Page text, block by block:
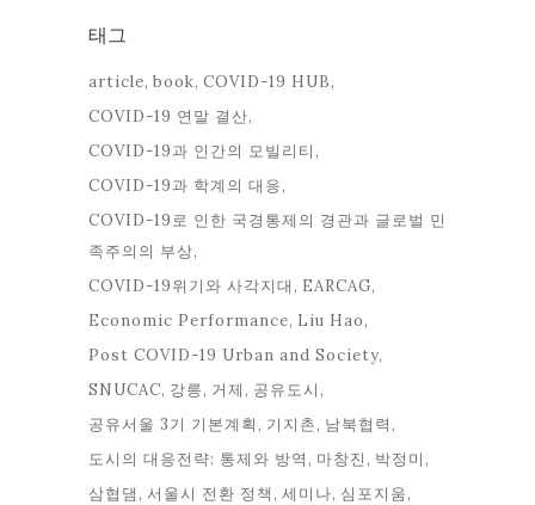
태그
article book COVID-19 HUB
COVID-19 연말 결산
COVID-19과 인간의 모빌리티
COVID-19과 학계의 대응
COVID-19로 인한 국경통제의 경관과 글로벌 민
족주의의 부상
COVID-19위기와 사각지대
EARCAG
Economic Performance Liu Hao
Post COVID-19 Urban and Society
SNUCAC 강릉 거제
공유도시
공유서울 3기 기본계획
기지촌 남북협력
도시의 대응전략: 통제와 방역
마창진
박정미
삼협댐
서울시 전환 정책 세미나 심포지움